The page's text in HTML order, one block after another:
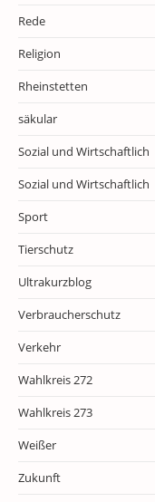
Rede
Religion
Rheinstetten
säkular
Sozial und Wirtschaftlich
Sozial und Wirtschaftlich
Sport
Tierschutz
Ultrakurzblog
Verbraucherschutz
Verkehr
Wahlkreis 272
Wahlkreis 273
Weißer
Zukunft